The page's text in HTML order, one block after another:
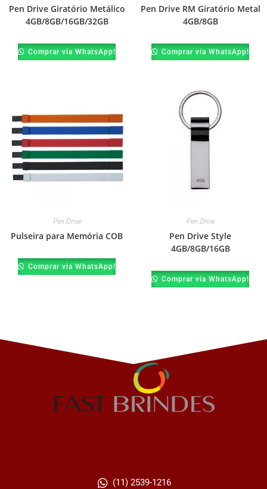
Pen Drive Giratório Metálico
4GB/8GB/16GB/32GB
Comprar via WhatsApp!
Pen Drive RM Giratório Metal
4GB/8GB
Comprar via WhatsApp!
Pen Drive
Pulseira para Memória COB
Comprar via WhatsApp!
Pen Drive
Pen Drive Style
4GB/8GB/16GB
Comprar via WhatsApp!
(11) 2539-1216